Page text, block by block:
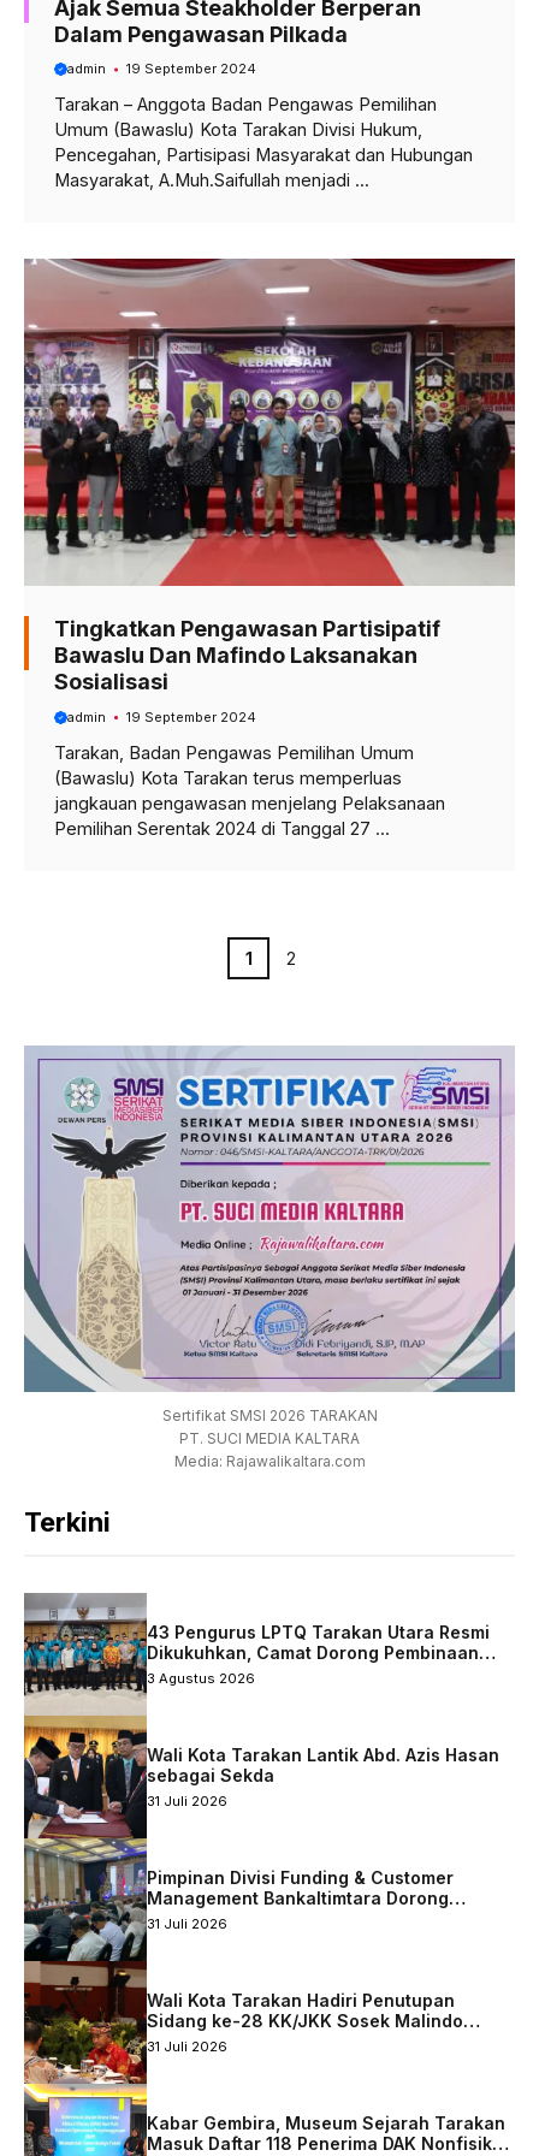
Ajak Semua Steakholder Berperan
Dalam Pengawasan Pilkada
admin 19 September 2024
Tarakan – Anggota Badan Pengawas Pemilihan
Umum (Bawaslu) Kota Tarakan Divisi Hukum,
Pencegahan, Partisipasi Masyarakat dan Hubungan
Masyarakat, A.Muh.Saifullah menjadi ...
Tingkatkan Pengawasan Partisipatif
Bawaslu Dan Mafindo Laksanakan
Sosialisasi
admin 19 September 2024
Tarakan, Badan Pengawas Pemilihan Umum
(Bawaslu) Kota Tarakan terus memperluas
jangkauan pengawasan menjelang Pelaksanaan
Pemilihan Serentak 2024 di Tanggal 27 ...
Halaman
1 Halaman
2
Sertifikat SMSI 2026 TARAKAN
PT. SUCI MEDIA KALTARA
Media: Rajawalikaltara.com
Terkini
43 Pengurus LPTQ Tarakan Utara Resmi
Dikukuhkan, Camat Dorong Pembinaan
Qurani Berkelanjutan
3 Agustus 2026
Wali Kota Tarakan Lantik Abd. Azis Hasan
sebagai Sekda
31 Juli 2026
Pimpinan Divisi Funding & Customer
Management Bankaltimtara Dorong
Percepatan Digitalisasi Keuangan di Kota
31 Juli 2026
Wali Kota Tarakan Hadiri Penutupan
Sidang ke-28 KK/JKK Sosek Malindo
Tingkat Kaltara–Sabah
31 Juli 2026
Kabar Gembira, Museum Sejarah Tarakan
Masuk Daftar 118 Penerima DAK Nonfisik